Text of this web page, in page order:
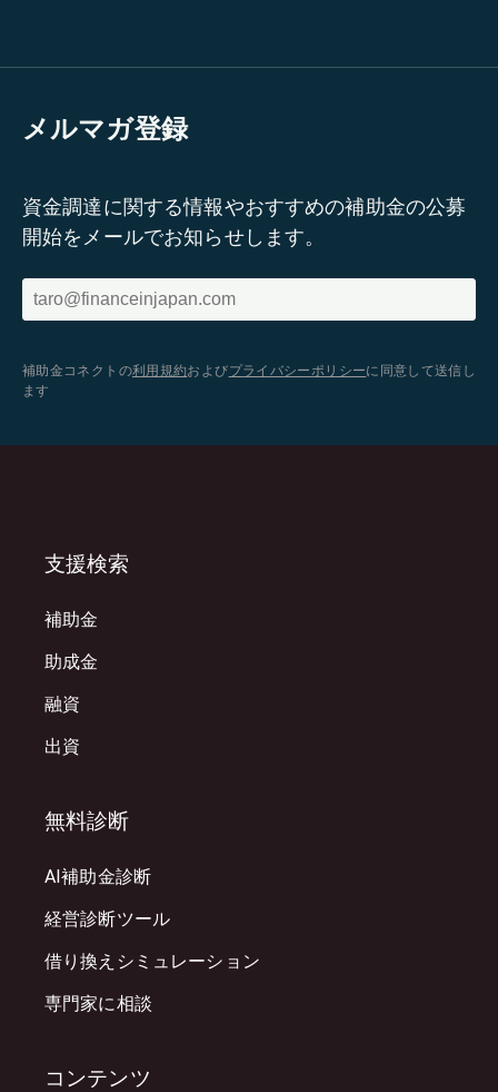
メルマガ登録
資金調達に関する情報やおすすめの補助金の公募
開始をメールでお知らせします。
補助金コネクトの利用規約およびプライバシーポリシーに同意して送信し
ます
支援検索
補助金
助成金
融資
出資
無料診断
AI補助金診断
経営診断ツール
借り換えシミュレーション
専門家に相談
コンテンツ